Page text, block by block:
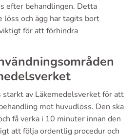
efter behandlingen. Detta
löss och ägg har tagits bort
för att förhindra
starkt av Läkemedelsverket för att
mot huvudlöss. Den ska
få verka i 10 minuter innan den
att följa ordentlig procedur och